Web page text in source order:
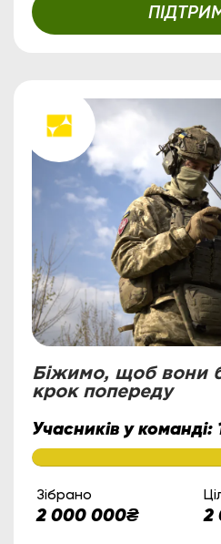
Біжимо, щоб вони
крок попереду
Учасників у команді:
Зібрано
2 000 000₴ 2